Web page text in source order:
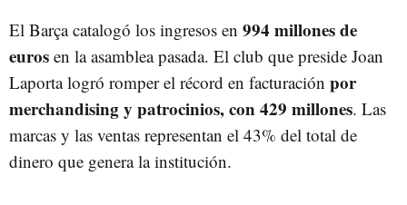
El Barça catalogó los ingresos en 994 millones de
euros en la asamblea pasada. El club que preside Joan
Laporta logró romper el récord en facturación por
merchandising y patrocinios, con 429 millones. Las
marcas y las ventas representan el 43% del total de
dinero que genera la institución.